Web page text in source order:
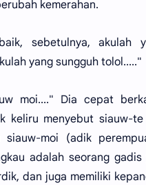
kemerahan.
sebetulnya, akulah
yang sungguh tolol....."
moi...." Dia cepat
keliru menyebut siauw-
siauw-moi (adik
adalah seorang
dan juga memiliki